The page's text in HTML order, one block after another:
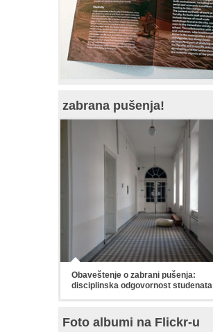
zabrana pušenja!
Obaveštenje o zabrani pušenja:
disciplinska odgovornost studenata
Foto albumi na Flickr-u